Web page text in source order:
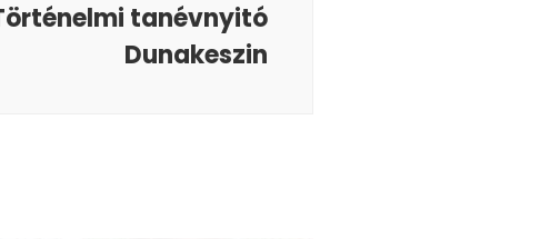
tanévnyitó
Dunakeszin